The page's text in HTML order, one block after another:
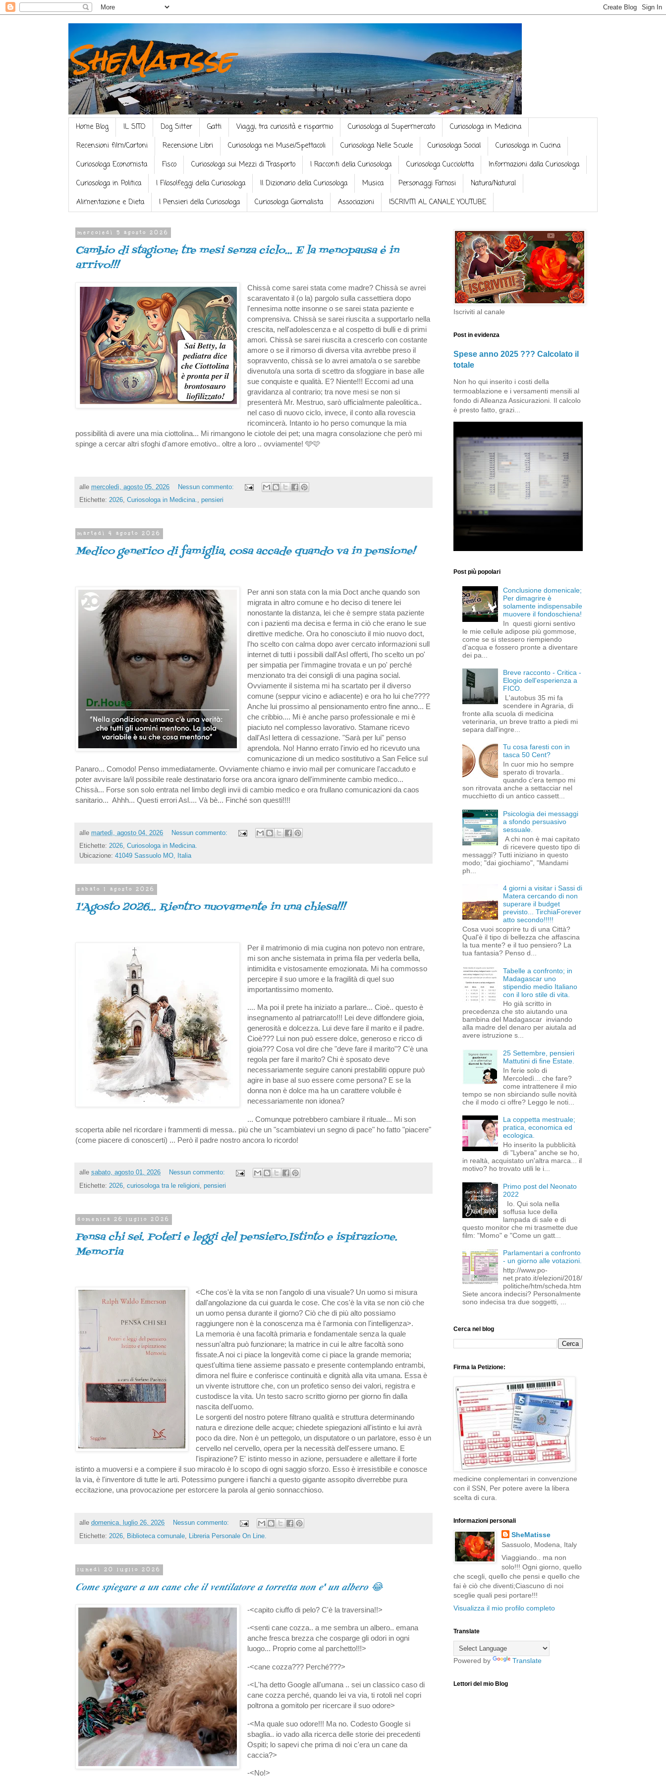
SheMatisse
Home Blog IL SITO Dog Sitter Gatti Viaggi, tra curiosità e risparmio Curiosologa al Supermercato
Curiosologa in Medicina
Recensioni film/Cartoni
Recensione Libri Curiosologa nei Musei/Spettacoli Curiosologa Nelle Scuole Curiosologa Social
Curiosologa in Cucina
Curiosologa Economista
Fisco Curiosologa sui Mezzi di Trasporto I Racconti della Curiosologa Curiosologa Cucciolotta
Informazioni dalla Curiosologa
Curiosologa in Politica
I Filosolfeggi della Curiosologa Il Dizionario della Curiosologa Musica Personaggi Famosi
Natura/Natural
Alimentazione e Dieta
I Pensieri della Curiosologa Curiosologa Giornalista Associazioni ISCRIVITI AL CANALE YOUTUBE
mercoledì 5 agosto 2026
Cambio di stagione; tre mesi senza ciclo... E la menopausa è in
arrivo!!!
Chissà come sarei stata come madre? Chissà se avrei
scaraventato il (o la) pargolo sulla cassettiera dopo
l'ennesima notte insonne o se sarei stata paziente e
comprensiva. Chissà se sarei riuscita a supportarlo nella
crescita, nell'adolescenza e al cospetto di bulli e di primi
amori. Chissà se sarei riuscita a crescerlo con costante
amore o se il rimorso di diversa vita avrebbe preso il
sopravvento, chissà se lo avrei amato/a o se sarebbe
divenuto/a una sorta di scettro da sfoggiare in base alle
sue conquiste e qualità. E? Niente!!! Eccomi ad una
gravidanza al contrario; tra nove mesi se non si
presenterà Mr. Mestruo, sarò ufficialmente paleolitica..
nel caso di nuovo ciclo, invece, il conto alla rovescia
ricomincerà. Intanto io ho perso comunque la mia
possibilità di avere una mia ciottolina... Mi rimangono le ciotole dei pet; una magra consolazione che però mi
spinge a cercar altri sfoghi d'amore emotivo.. oltre a loro .. ovviamente! 🩵🩷
alle mercoledì, agosto 05, 2026
Nessun commento:
Etichette: 2026, Curiosologa in Medicina., pensieri
martedì 4 agosto 2026
Medico generico di famiglia, cosa accade quando va in pensione!
Per anni son stata con la mia Doct anche quando son
migrata in altro comune e ho deciso di tenere lei
nonostante la distanza, lei che è sempre stata paziente
con i pazienti ma decisa e ferma in ciò che erano le sue
direttive mediche. Ora ho conosciuto il mio nuovo doct,
l'ho scelto con calma dopo aver cercato informazioni sull
internet di tutti i possibili dall'Asl offerti, l'ho scelto un po'
per simpatia per l'immagine trovata e un po' perché
menzionato tra dei consigli di una pagina social.
Ovviamente il sistema mi ha scartato per il diverso
comune (seppur vicino e adiacente) e ora ho lui che????
Anche lui prossimo al pensionamento entro fine anno... E
che cribbio.... Mi è anche parso professionale e mi è
piaciuto nel complesso lavorativo. Stamane ricevo
dall'Asl lettera di cessazione. "Sarà per lui" penso
aprendola. No! Hanno errato l'invio ed ho ricevuto una
comunicazione di un medico sostitutivo a San Felice sul
Panaro... Comodo! Penso immediatamente. Ovviamente chiamo e invio mail per comunicare l'accaduto e
poter avvisare la/il possibile reale destinatario forse ora ancora ignaro dell'imminente cambio medico...
Chissà... Forse son solo entrata nel limbo degli invii di cambio medico e ora frullano comunicazioni da caos
sanitario... Ahhh... Questi errori Asl.... Và bè... Finché son questi!!!!
alle martedì, agosto 04, 2026
Nessun commento:
Etichette: 2026, Curiosologa in Medicina.
Ubicazione: 41049 Sassuolo MO, Italia
sabato 1 agosto 2026
1'Agosto 2026... Rientro nuovamente in una chiesa!!!
Per il matrimonio di mia cugina non potevo non entrare,
mi son anche sistemata in prima fila per vederla bella,
intimidita e vistosamente emozionata. Mi ha commosso
percepire il suo umore e la fragilità di quel suo
importantissimo momento.
.... Ma poi il prete ha iniziato a parlare... Cioè.. questo è
insegnamento al patriarcato!!! Lei deve diffondere gioia,
generosità e dolcezza. Lui deve fare il marito e il padre.
Cioè??? Lui non può essere dolce, generoso e ricco di
gioia??? Cosa vol dire che "deve fare il marito"? C'è una
regola per fare il marito? Chi è sposato deve
necessariamente seguire canoni prestabiliti oppure può
agire in base al suo essere come persona? E se la
donna non è dolce ma ha un carattere volubile è
necessariamente non idonea?
... Comunque potrebbero cambiare il rituale... Mi son
scoperta abile nel ricordare i frammenti di messa.. più che un "scambiatevi un segno di pace" ho fatto "piacere"
(come piacere di conoscerti) ... Però il padre nostro ancora lo ricordo!
alle sabato, agosto 01, 2026
Nessun commento:
Etichette: 2026, curiosologa tra le religioni, pensieri
domenica 26 luglio 2026
Pensa chi sei. Poteri e leggi del pensiero.Istinto e ispirazione.
Memoria
<Che cos'è la vita se non l'angolo di una visuale? Un uomo si misura
dall'angolazione da cui guarda le cose. Che cos'è la vita se non ciò che
un uomo pensa durante il giorno? Ciò che di più alto possiamo
raggiungere non è la conoscenza ma è l'armonia con l'intelligenza>.
La memoria è una facoltà primaria e fondamentale senza la quale
nessun'altra può funzionare; la matrice in cui le altre facoltà sono
fissate.A noi ci piace la longevità come ci piace la grande memoria;
quest'ultima tiene assieme passato e presente contemplando entrambi,
dimora nel fluire e conferisce continuità e dignità alla vita umana. Essa è
un vivente istruttore che, con un profetico senso dei valori, registra e
custodisce la vita. Un testo sacro scritto giorno per giorno fin dalla
nascita dell'uomo.
Le sorgenti del nostro potere filtrano qualità e struttura determinando
natura e direzione delle acque; chiedete spiegazioni all'istinto e lui avrà
poco da dire. Non è un pettegolo, un disputatore o un parlatore, esso è un
cervello nel cervello, opera per la necessità dell'essere umano. E
l'ispirazione? E' istinto messo in azione, persuadere e allettare il forte
istinto a muoversi e a compiere il suo miracolo è lo scopo di ogni saggio sforzo. Esso è irresistibile e conosce
la via, è l'inventore di tutte le arti. Potessimo pungere i fianchi a questo gigante assopito diverrebbe pura
eccitazione, una provocazione per estorcere la parola al genio sonnacchioso.
alle domenica, luglio 26, 2026
Nessun commento:
Etichette: 2026, Biblioteca comunale, Libreria Personale On Line.
lunedì 20 luglio 2026
𝑪𝒐𝒎𝒆 𝒔𝒑𝒊𝒆𝒈𝒂𝒓𝒆 𝒂 𝒖𝒏 𝒄𝒂𝒏𝒆 𝒄𝒉𝒆 𝒊𝒍 𝒗𝒆𝒏𝒕𝒊𝒍𝒂𝒕𝒐𝒓𝒆 𝒂 𝒕𝒐𝒓𝒓𝒆𝒕𝒕𝒂 𝒏𝒐𝒏 𝒆' 𝒖𝒏 𝒂𝒍𝒃𝒆𝒓𝒐 😂
-<capito ciuffo di pelo? C'è la traversina!!>
-<senti cane cozza.. a me sembra un albero.. emana
anche fresca brezza che cosparge gli odori in ogni
luogo... Proprio come al parchetto!!!>
-<cane cozza??? Perché???>
-<L'ha detto Google all'umana .. sei un classico caso di
cane cozza perché, quando lei va via, ti rotoli nel copri
poltrona a gomitolo per ricercare il suo odore>
-<Ma quale suo odore!!! Ma no. Codesto Google si
sbaglia.. io vado alla ricerca delle storie dei precedenti
Ospiti; lo sapevi che prima di noi c'era un cane da
caccia?>
-<No!>
Iscriviti al canale
Post in evidenza
Spese anno 2025 ??? Calcolato il
totale
Non ho qui inserito i costi della
termoablazione e i versamenti mensili al
fondo di Alleanza Assicurazioni. Il calcolo
è presto fatto, grazi...
Post più popolari
Conclusione domenicale;
Per dimagrire è
solamente indispensabile
muovere il fondoschiena!
In questi giorni sentivo
le mie cellule adipose più gommose,
come se si stessero riempiendo
d'acqua e fossero pronte a diventare
dei pa...
Breve racconto - Critica -
Elogio dell'esperienza a
FICO.
L'autobus 35 mi fa
scendere in Agraria, di
fronte alla scuola di medicina
veterinaria, un breve tratto a piedi mi
separa dall'ingre...
Tu cosa faresti con in
tasca 50 Cent?
In cuor mio ho sempre
sperato di trovarla..
quando c'era tempo mi
son ritrovata anche a settacciar nel
mucchietto di un antico cassett...
Psicologia dei messaggi
a sfondo persuasivo
sessuale.
A chi non è mai capitato
di ricevere questo tipo di
messaggi? Tutti iniziano in questo
modo; "dai giochiamo", "Mandami
ph...
4 giorni a visitar i Sassi di
Matera cercando di non
superare il budget
previsto... TirchiaForever
atto secondo!!!!!
Cosa vuoi scoprire tu di una Città?
Qual'è il tipo di bellezza che affascina
la tua mente? e il tuo pensiero? La
tua fantasia? Penso d...
Tabelle a confronto; in
Madagascar uno
stipendio medio Italiano
con il loro stile di vita.
Ho già scritto in
precedenza che sto aiutando una
bambina del Madagascar inviando
alla madre del denaro per aiutala ad
avere istruzione s...
25 Settembre, pensieri
Mattutini di fine Estate.
In ferie solo di
Mercoledì... che fare?
come intrattenere il mio
tempo se non sbirciando sulle novità
che il modo ci offre? Leggo le noti...
La coppetta mestruale;
pratica, economica ed
ecologica.
Ho inserito la pubblicità
di "Lybera" anche se ho,
in realtà, acquistato un'altra marca... il
motivo? ho trovato utili le i...
Primo post del Neonato
2022
Io. Qui sola nella
soffusa luce della
lampada di sale e di
questo monitor che mi trasmette due
film: "Momo" e "Come un gatt...
Parlamentari a confronto
- un giorno alle votazioni.
http://www.po-
net.prato.it/elezioni/2018/
politiche/htm/scheda.htm
Siete ancora indecisi? Personalmente
sono indecisa tra due soggetti, ...
Cerca nel blog
Firma la Petizione:
medicine conplementari in convenzione
con il SSN, Per potere avere la libera
scelta di cura.
Informazioni personali
SheMatisse
Sassuolo, Modena, Italy
Viaggiando.. ma non
solo!!! Ogni giorno, quello
che scegli, quello che pensi e quello che
fai è ciò che diventi;Ciascuno di noi
sceglie quali pesi portare!!!
Visualizza il mio profilo completo
Translate
Powered by Translate
Lettori del mio Blog